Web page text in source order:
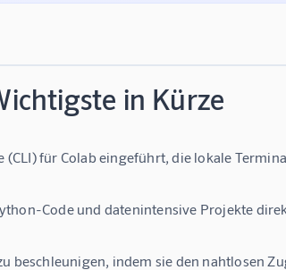
in Kürze
für Colab eingeführt, die lokale
Code und datenintensive Projekte
beschleunigen, indem sie den nahtlosen